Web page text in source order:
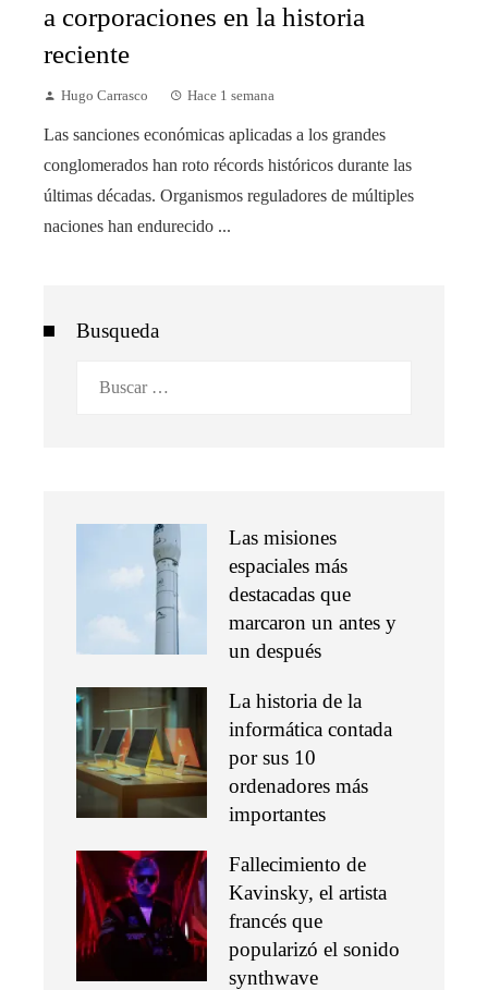
a corporaciones en la historia
reciente
Hugo Carrasco Hace 1 semana
Las sanciones económicas aplicadas a los grandes
conglomerados han roto récords históricos durante las
últimas décadas. Organismos reguladores de múltiples
naciones han endurecido ...
Busqueda
Las misiones
espaciales más
destacadas que
marcaron un antes y
un después
La historia de la
informática contada
por sus 10
ordenadores más
importantes
Fallecimiento de
Kavinsky, el artista
francés que
popularizó el sonido
synthwave